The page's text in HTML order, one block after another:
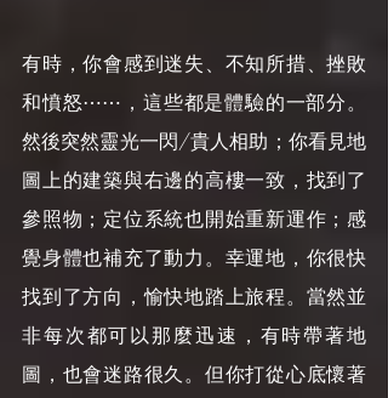
有時，你會感到迷失、不知所措、挫敗
和憤怒⋯⋯，這些都是體驗的一部分。
然後突然靈光一閃/貴人相助；你看見地
圖上的建築與右邊的高樓一致，找到了
參照物；定位系統也開始重新運作；感
覺身體也補充了動力。幸運地，你很快
找到了方向，愉快地踏上旅程。當然並
非每次都可以那麼迅速，有時帶著地
圖，也會迷路很久。但你打從心底懷著